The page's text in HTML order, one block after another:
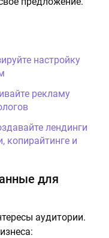
настройку
рекламу
лендинги
копирайтинге и
для
аудитории.